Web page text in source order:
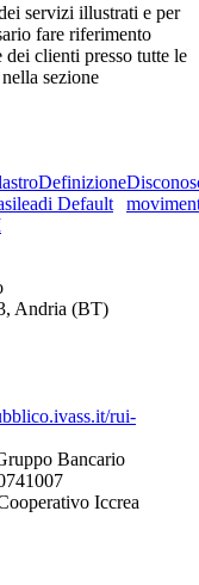
servizi illustrati e per
fare riferimento
dei clienti presso tutte le
sezione
Definizione
di Default
Andria (BT)
rui-
Bancario
Iccrea